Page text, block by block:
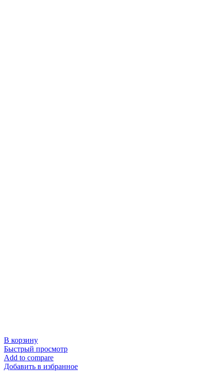
В корзину
Быстрый просмотр
Add to compare
Добавить в избранное